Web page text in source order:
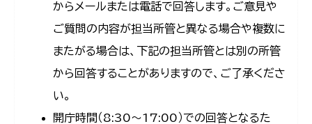
からメールまたは電話で回答します。ご意見や
ご質問の内容が担当所管と異なる場合や複数に
またがる場合は、下記の担当所管とは別の所管
から回答することがありますので、ご了承くださ
い。
開庁時間（8:30〜17:00）での回答となるた